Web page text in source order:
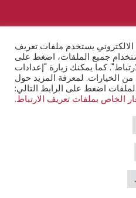
يستخدم ملفات تعريف
جميع الملفات، اضغط على
كما يمكنك زيارة "إعدادات
من الخيارات. لمعرفة المزيد حول
اضغط على الرابط التالي:
الخاص بملفات تعريف الارتباط.